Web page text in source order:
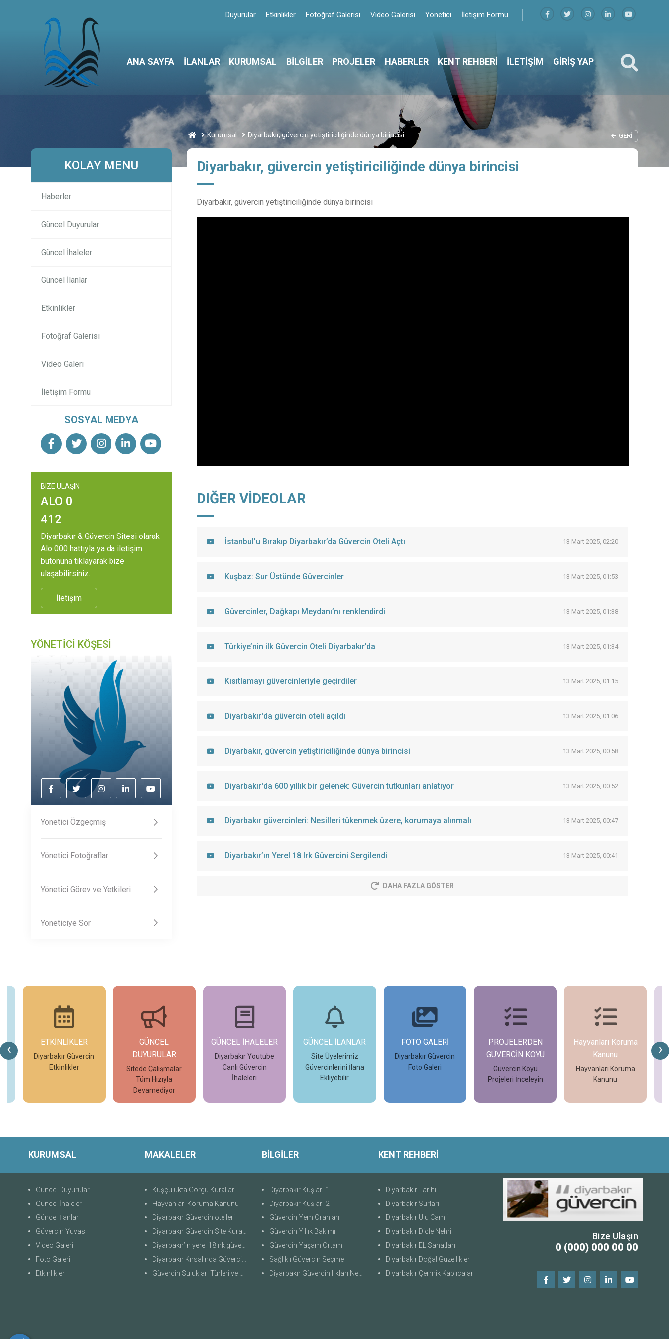
Duyurular Etkinlikler Fotoğraf Galerisi Video Galerisi Yönetici İletişim Formu
ANA SAYFA İLANLAR KURUMSAL BİLGİLER PROJELER HABERLER KENT REHBERİ İLETİŞİM GİRİŞ YAP
Kurumsal Diyarbakır, güvercin yetiştiriciliğinde dünya birincisi GERI
KOLAY MENU
Haberler
Güncel Duyurular
Güncel İhaleler
Güncel İlanlar
Etkinlikler
Fotoğraf Galerisi
Video Galeri
İletişim Formu
SOSYAL MEDYA
BIZE ULAŞIN
ALO 0
412
Diyarbakır & Güvercin Sitesi olarak
Alo 000 hattıyla ya da iletişim
butonuna tıklayarak bize
ulaşabilirsiniz.
İletişim
YÖNETİCİ KÖŞESİ
Yönetici Özgeçmiş
Yönetici Fotoğraflar
Yönetici Görev ve Yetkileri
Yöneticiye Sor
Diyarbakır, güvercin yetiştiriciliğinde dünya birincisi
Diyarbakır, güvercin yetiştiriciliğinde dünya birincisi
DIĞER VİDEOLAR
İstanbul’u Bırakıp Diyarbakır’da Güvercin Oteli Açtı 13 Mart 2025, 02:20
Kuşbaz: Sur Üstünde Güvercinler 13 Mart 2025, 01:53
Güvercinler, Dağkapı Meydanı’nı renklendirdi 13 Mart 2025, 01:38
Türkiye’nin ilk Güvercin Oteli Diyarbakır’da 13 Mart 2025, 01:34
Kısıtlamayı güvercinleriyle geçirdiler 13 Mart 2025, 01:15
Diyarbakır'da güvercin oteli açıldı 13 Mart 2025, 01:06
Diyarbakır, güvercin yetiştiriciliğinde dünya birincisi 13 Mart 2025, 00:58
Diyarbakır'da 600 yıllık bir gelenek: Güvercin tutkunları anlatıyor 13 Mart 2025, 00:52
Diyarbakır güvercinleri: Nesilleri tükenmek üzere, korumaya alınmalı 13 Mart 2025, 00:47
Diyarbakır’ın Yerel 18 Irk Güvercini Sergilendi 13 Mart 2025, 00:41
DAHA FAZLA GÖSTER
‹ ›
ETKİNLİKLER
Diyarbakır Güvercin
Etkinlikler
GÜNCEL
DUYURULAR
Sitede Çalışmalar
Tüm Hızıyla
Devamediyor
İncele
GÜNCEL İHALELER
Diyarbakır Youtube
Canlı Güvercin
İhaleleri
GÜNCEL İLANLAR
Site Üyelerimiz
Güvercinlerini İlana
Ekliyebilir
FOTO GALERİ
Diyarbakır Güvercin
Foto Galeri
PROJELERDEN
GÜVERCİN KÖYÜ
Güvercin Köyü
Projeleri İnceleyin
Hayvanları Koruma
Kanunu
Hayvanları Koruma
Kanunu
KURUMSAL
Güncel Duyurular
Güncel İhaleler
Güncel İlanlar
Güvercin Yuvası
Video Galeri
Foto Galeri
Etkinlikler
MAKALELER
Kuşçulukta Görgü Kuralları
Hayvanları Koruma Kanunu
Diyarbakır Güvercin otelleri
Diyarbakır Güvercin Site Kuralları
Diyarbakır’ın yerel 18 ırk güvercini
Diyarbakır Kırsalında Güvercin Evleri
Güvercin Sulukları Türleri ve Özellikleri
BİLGİLER
Diyarbakır Kuşları-1
Diyarbakır Kuşları-2
Güvercin Yem Oranları
Güvercin Yıllık Bakımı
Güvercin Yaşam Ortamı
Sağlıklı Güvercin Seçme
Diyarbakır Güvercin Irkları Nedir
KENT REHBERİ
Diyarbakır Tarihi
Diyarbakır Surları
Diyarbakır Ulu Camii
Diyarbakır Dicle Nehri
Diyarbakır EL Sanatları
Diyarbakır Doğal Güzellikler
Diyarbakır Çermik Kaplıcaları
Bize Ulaşın
0 (000) 000 00 00